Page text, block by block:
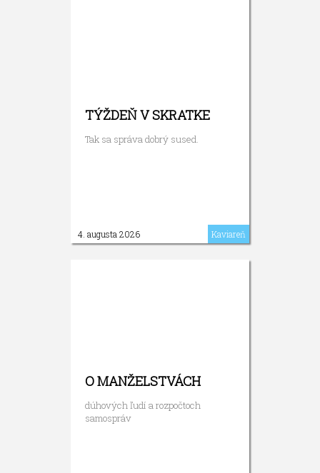
TÝŽDEŇ V SKRATKE
Tak sa správa dobrý sused.
4. augusta 2026 Kaviareň
O MANŽELSTVÁCH
dúhových ľudí a rozpočtoch
samospráv